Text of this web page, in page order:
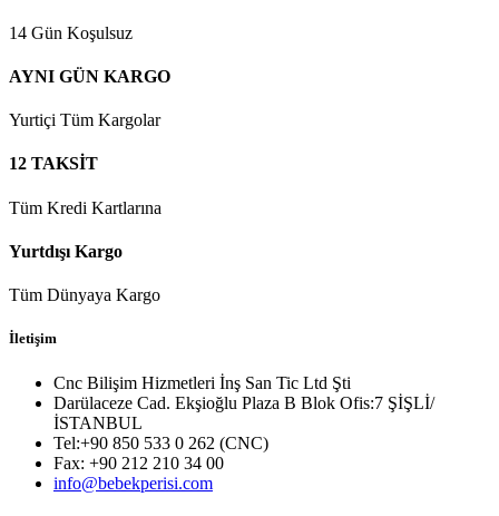
14 Gün Koşulsuz
AYNI GÜN KARGO
Yurtiçi Tüm Kargolar
12 TAKSİT
Tüm Kredi Kartlarına
Yurtdışı Kargo
Tüm Dünyaya Kargo
İletişim
Cnc Bilişim Hizmetleri İnş San Tic Ltd Şti
Darülaceze Cad. Ekşioğlu Plaza B Blok Ofis:7 ŞİŞLİ/
İSTANBUL
Tel:+90 850 533 0 262 (CNC)
Fax: +90 212 210 34 00
info@bebekperisi.com